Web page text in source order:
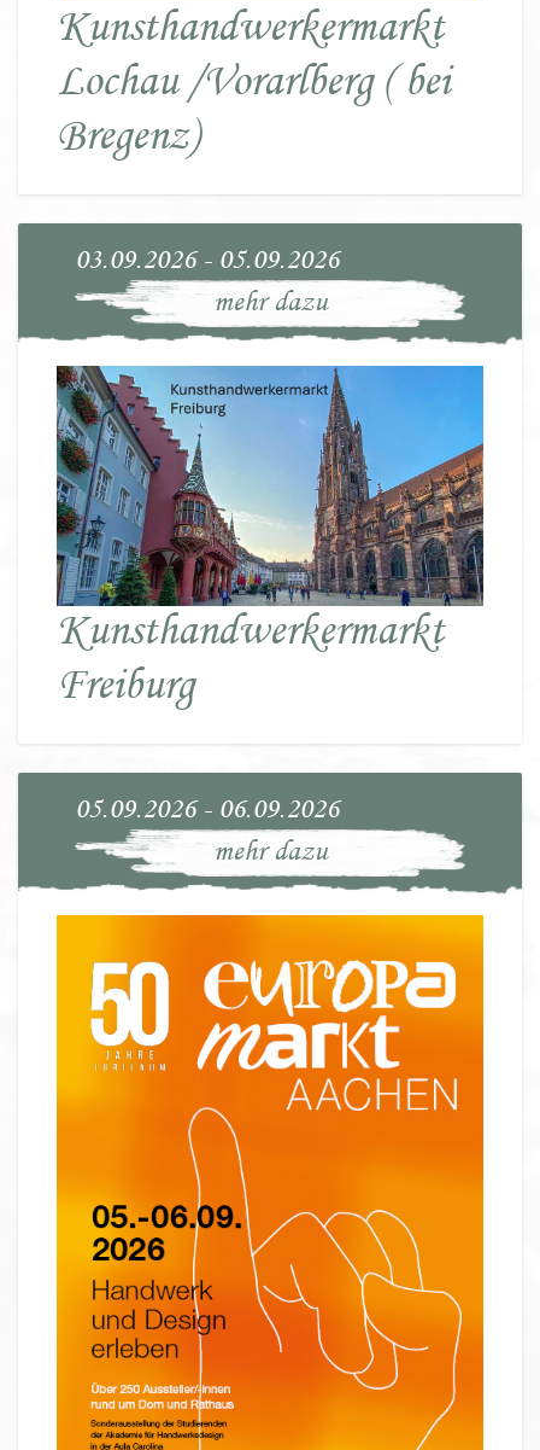
Kunsthandwerkermarkt
Lochau /Vorarlberg ( bei
Bregenz)
03.09.2026 - 05.09.2026
mehr dazu
Kunsthandwerkermarkt
Freiburg
05.09.2026 - 06.09.2026
mehr dazu